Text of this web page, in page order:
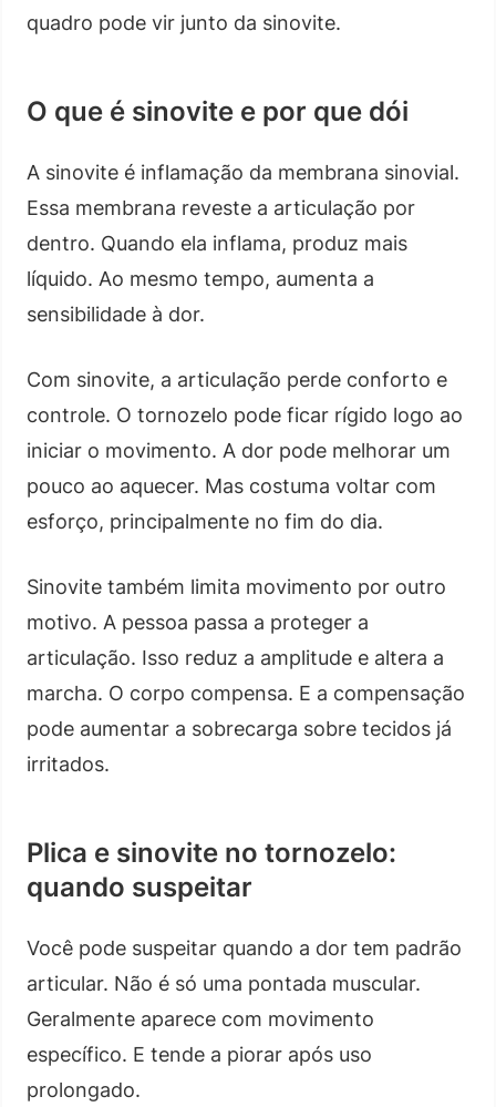
quadro pode vir junto da sinovite.
O que é sinovite e por que dói
A sinovite é inflamação da membrana sinovial.
Essa membrana reveste a articulação por
dentro. Quando ela inflama, produz mais
líquido. Ao mesmo tempo, aumenta a
sensibilidade à dor.
Com sinovite, a articulação perde conforto e
controle. O tornozelo pode ficar rígido logo ao
iniciar o movimento. A dor pode melhorar um
pouco ao aquecer. Mas costuma voltar com
esforço, principalmente no fim do dia.
Sinovite também limita movimento por outro
motivo. A pessoa passa a proteger a
articulação. Isso reduz a amplitude e altera a
marcha. O corpo compensa. E a compensação
pode aumentar a sobrecarga sobre tecidos já
irritados.
Plica e sinovite no tornozelo:
quando suspeitar
Você pode suspeitar quando a dor tem padrão
articular. Não é só uma pontada muscular.
Geralmente aparece com movimento
específico. E tende a piorar após uso
prolongado.